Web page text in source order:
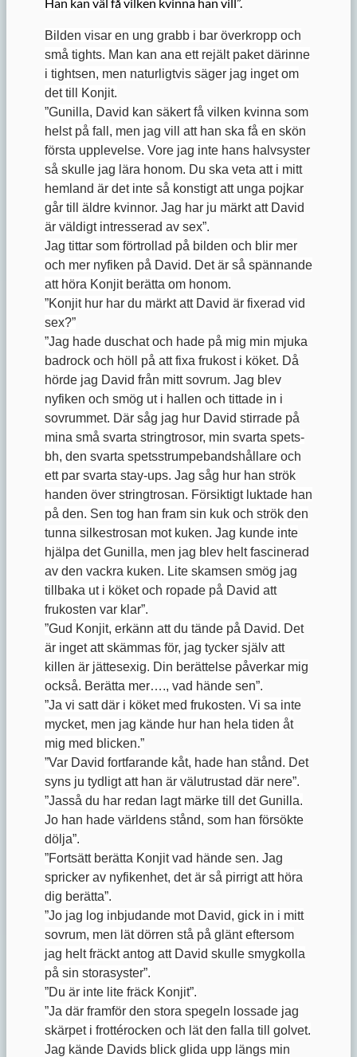
Bilden visar en ung grabb i bar överkropp och
små tights. Man kan ana ett rejält paket därinne
i tightsen, men naturligtvis säger jag inget om
det till Konjit.
”Gunilla, David kan säkert få vilken kvinna som
helst på fall, men jag vill att han ska få en skön
första upplevelse. Vore jag inte hans halvsyster
så skulle jag lära honom. Du ska veta att i mitt
hemland är det inte så konstigt att unga pojkar
går till äldre kvinnor. Jag har ju märkt att David
är väldigt intresserad av sex”.
Jag tittar som förtrollad på bilden och blir mer
och mer nyfiken på David. Det är så spännande
att höra Konjit berätta om honom.
”Konjit hur har du märkt att David är fixerad vid
sex?”
”Jag hade duschat och hade på mig min mjuka
badrock och höll på att fixa frukost i köket. Då
hörde jag David från mitt sovrum. Jag blev
nyfiken och smög ut i hallen och tittade in i
sovrummet. Där såg jag hur David stirrade på
mina små svarta stringtrosor, min svarta spets-
bh, den svarta spetsstrumpebandshållare och
ett par svarta stay-ups. Jag såg hur han strök
handen över stringtrosan. Försiktigt luktade han
på den. Sen tog han fram sin kuk och strök den
tunna silkestrosan mot kuken. Jag kunde inte
hjälpa det Gunilla, men jag blev helt fascinerad
av den vackra kuken. Lite skamsen smög jag
tillbaka ut i köket och ropade på David att
frukosten var klar”.
”Gud Konjit, erkänn att du tände på David. Det
är inget att skämmas för, jag tycker själv att
killen är jättesexig. Din berättelse påverkar mig
också. Berätta mer…., vad hände sen”.
”Ja vi satt där i köket med frukosten. Vi sa inte
mycket, men jag kände hur han hela tiden åt
mig med blicken.”
”Var David fortfarande kåt, hade han stånd. Det
syns ju tydligt att han är välutrustad där nere”.
”Jasså du har redan lagt märke till det Gunilla.
Jo han hade världens stånd, som han försökte
dölja”.
”Fortsätt berätta Konjit vad hände sen. Jag
spricker av nyfikenhet, det är så pirrigt att höra
dig berätta”.
”Jo jag log inbjudande mot David, gick in i mitt
sovrum, men lät dörren stå på glänt eftersom
jag helt fräckt antog att David skulle smygkolla
på sin storasyster”.
”Du är inte lite fräck Konjit”.
”Ja där framför den stora spegeln lossade jag
skärpet i frottérocken och lät den falla till golvet.
Jag kände Davids blick glida upp längs min